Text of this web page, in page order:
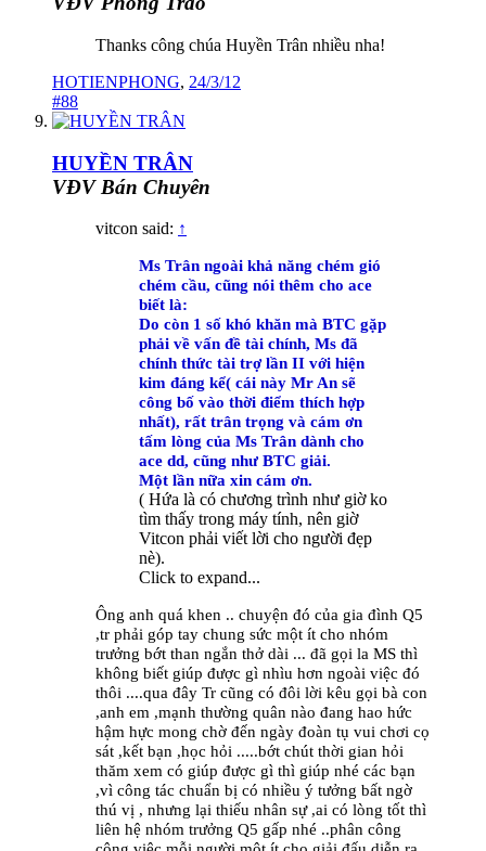
Thanks công chúa Huyền Trân nhiều nha!
HOTIENPHONG, 24/3/12
#88
HUYỀN TRÂN
VĐV Bán Chuyên
vitcon said: ↑
Ms Trân ngoài khả năng chém gió
chém cầu, cũng nói thêm cho ace
biết là:
Do còn 1 số khó khăn mà BTC gặp
phải về vấn đề tài chính, Ms đã
chính thức tài trợ lần II với hiện
kim đáng kể( cái này Mr An sẽ
công bố vào thời điểm thích hợp
nhất), rất trân trọng và cám ơn
tấm lòng của Ms Trân dành cho
ace dd, cũng như BTC giải.
Một lần nữa xin cám ơn.
( Hứa là có chương trình như giờ ko
tìm thấy trong máy tính, nên giờ
Vitcon phải viết lời cho người đẹp
nè).
Click to expand...
Ông anh quá khen .. chuyện đó của gia đình Q5
,tr phải góp tay chung sức một ít cho nhóm
trưởng bớt than ngắn thở dài ... đã gọi la MS thì
không biết giúp được gì nhìu hơn ngoài việc đó
thôi ....qua đây Tr cũng có đôi lời kêu gọi bà con
,anh em ,mạnh thường quân nào đang hao hức
hậm hực mong chờ đến ngày đoàn tụ vui chơi cọ
sát ,kết bạn ,học hỏi .....bớt chút thời gian hỏi
thăm xem có giúp được gì thì giúp nhé các bạn
,vì công tác chuẩn bị có nhiều ý tưởng bất ngờ
thú vị , nhưng lại thiếu nhân sự ,ai có lòng tốt thì
liên hệ nhóm trưởng Q5 gấp nhé ..phân công